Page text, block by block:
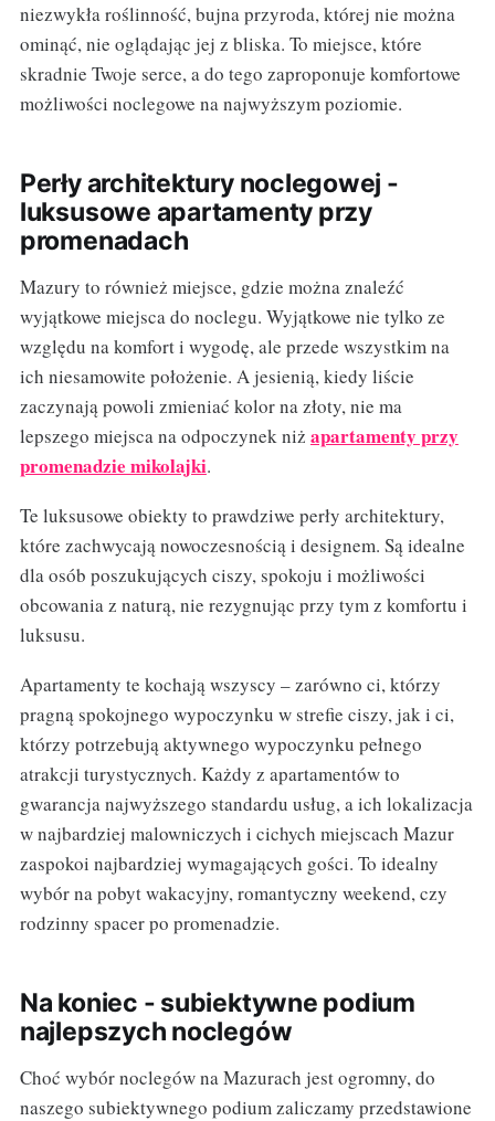
niezwykła roślinność, bujna przyroda, której nie można
ominąć, nie oglądając jej z bliska. To miejsce, które
skradnie Twoje serce, a do tego zaproponuje komfortowe
możliwości noclegowe na najwyższym poziomie.
Perły architektury noclegowej -
luksusowe apartamenty przy
promenadach
Mazury to również miejsce, gdzie można znaleźć
wyjątkowe miejsca do noclegu. Wyjątkowe nie tylko ze
względu na komfort i wygodę, ale przede wszystkim na
ich niesamowite położenie. A jesienią, kiedy liście
zaczynają powoli zmieniać kolor na złoty, nie ma
lepszego miejsca na odpoczynek niż apartamenty przy
promenadzie mikolajki.
Te luksusowe obiekty to prawdziwe perły architektury,
które zachwycają nowoczesnością i designem. Są idealne
dla osób poszukujących ciszy, spokoju i możliwości
obcowania z naturą, nie rezygnując przy tym z komfortu i
luksusu.
Apartamenty te kochają wszyscy – zarówno ci, którzy
pragną spokojnego wypoczynku w strefie ciszy, jak i ci,
którzy potrzebują aktywnego wypoczynku pełnego
atrakcji turystycznych. Każdy z apartamentów to
gwarancja najwyższego standardu usług, a ich lokalizacja
w najbardziej malowniczych i cichych miejscach Mazur
zaspokoi najbardziej wymagających gości. To idealny
wybór na pobyt wakacyjny, romantyczny weekend, czy
rodzinny spacer po promenadzie.
Na koniec - subiektywne podium
najlepszych noclegów
Choć wybór noclegów na Mazurach jest ogromny, do
naszego subiektywnego podium zaliczamy przedstawione